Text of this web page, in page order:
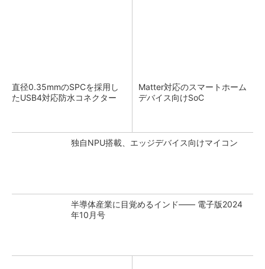
直径0.35mmのSPCを採用し
たUSB4対応防水コネクター
Matter対応のスマートホーム
デバイス向けSoC
独自NPU搭載、エッジデバイス向けマイコン
半導体産業に目覚めるインド―― 電子版2024
年10月号